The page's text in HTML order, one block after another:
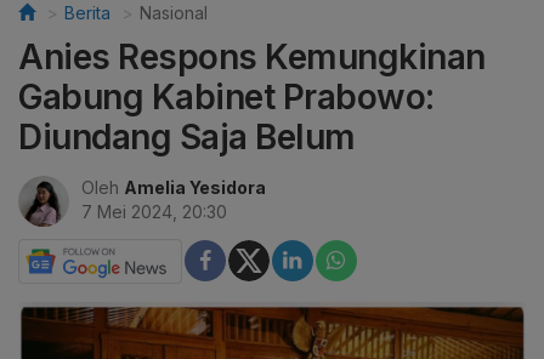
Berita Nasional
Anies Respons Kemungkinan
Gabung Kabinet Prabowo:
Diundang Saja Belum
Oleh Amelia Yesidora
7 Mei 2024, 20:30